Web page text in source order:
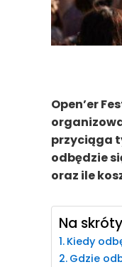
Open’er
przyciąga
odbędzie
oraz ile
Na
Kiedy
Gdzie